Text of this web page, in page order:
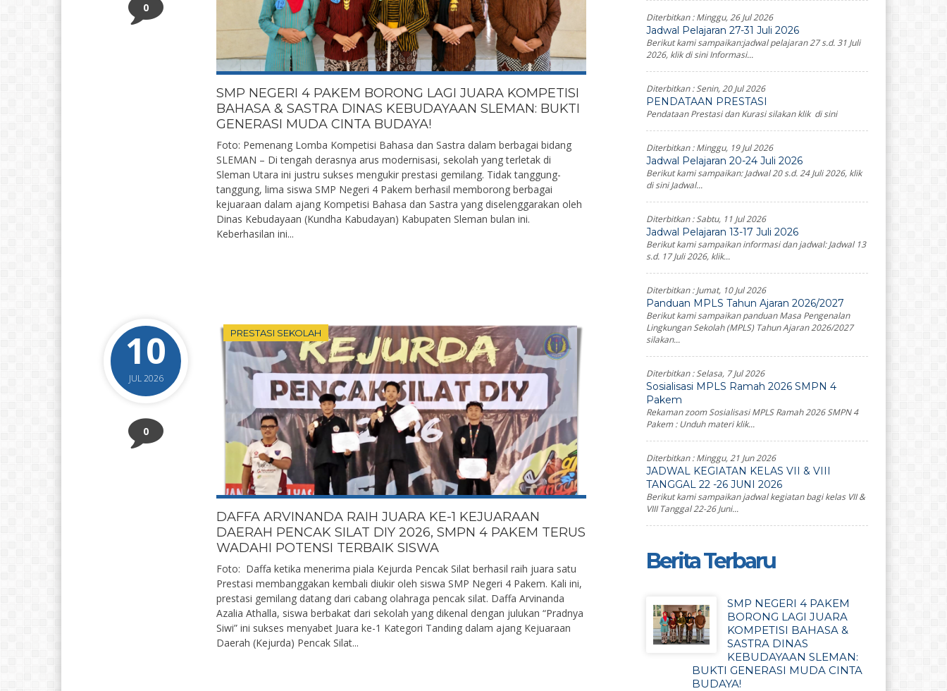
0
SMP NEGERI 4 PAKEM BORONG LAGI JUARA KOMPETISI
BAHASA & SASTRA DINAS KEBUDAYAAN SLEMAN: BUKTI
GENERASI MUDA CINTA BUDAYA!
Foto: Pemenang Lomba Kompetisi Bahasa dan Sastra dalam berbagai bidang
SLEMAN – Di tengah derasnya arus modernisasi, sekolah yang terletak di
Sleman Utara ini justru sukses mengukir prestasi gemilang. Tidak tanggung-
tanggung, lima siswa SMP Negeri 4 Pakem berhasil memborong berbagai
kejuaraan dalam ajang Kompetisi Bahasa dan Sastra yang diselenggarakan oleh
Dinas Kebudayaan (Kundha Kabudayan) Kabupaten Sleman bulan ini.
Keberhasilan ini...
10
JUL 2026
0
PRESTASI SEKOLAH
DAFFA ARVINANDA RAIH JUARA KE-1 KEJUARAAN
DAERAH PENCAK SILAT DIY 2026, SMPN 4 PAKEM TERUS
WADAHI POTENSI TERBAIK SISWA
Foto: Daffa ketika menerima piala Kejurda Pencak Silat berhasil raih juara satu
Prestasi membanggakan kembali diukir oleh siswa SMP Negeri 4 Pakem. Kali ini,
prestasi gemilang datang dari cabang olahraga pencak silat. Daffa Arvinanda
Azalia Athalla, siswa berbakat dari sekolah yang dikenal dengan julukan “Pradnya
Siwi” ini sukses menyabet Juara ke-1 Kategori Tanding dalam ajang Kejuaraan
Daerah (Kejurda) Pencak Silat...
Diterbitkan :Minggu, 26 Jul 2026
Jadwal Pelajaran 27-31 Juli 2026
Berikut kami sampaikan:jadwal pelajaran 27 s.d. 31 Juli
2026, klik di sini Informasi...
Diterbitkan :Senin, 20 Jul 2026
PENDATAAN PRESTASI
Pendataan Prestasi dan Kurasi silakan klik di sini
Diterbitkan :Minggu, 19 Jul 2026
Jadwal Pelajaran 20-24 Juli 2026
Berikut kami sampaikan: Jadwal 20 s.d. 24 Juli 2026, klik
di sini Jadwal...
Diterbitkan :Sabtu, 11 Jul 2026
Jadwal Pelajaran 13-17 Juli 2026
Berikut kami sampaikan informasi dan jadwal: Jadwal 13
s.d. 17 Juli 2026, klik...
Diterbitkan :Jumat, 10 Jul 2026
Panduan MPLS Tahun Ajaran 2026/2027
Berikut kami sampaikan panduan Masa Pengenalan
Lingkungan Sekolah (MPLS) Tahun Ajaran 2026/2027
silakan...
Diterbitkan :Selasa, 7 Jul 2026
Sosialisasi MPLS Ramah 2026 SMPN 4
Pakem
Rekaman zoom Sosialisasi MPLS Ramah 2026 SMPN 4
Pakem : Unduh materi klik...
Diterbitkan :Minggu, 21 Jun 2026
JADWAL KEGIATAN KELAS VII & VIII
TANGGAL 22 -26 JUNI 2026
Berikut kami sampaikan jadwal kegiatan bagi kelas VII &
VIII Tanggal 22-26 Juni...
Berita Terbaru
SMP NEGERI 4 PAKEM
BORONG LAGI JUARA
KOMPETISI BAHASA &
SASTRA DINAS
KEBUDAYAAN SLEMAN:
BUKTI GENERASI MUDA CINTA
BUDAYA!